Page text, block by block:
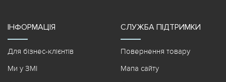
ІНФОРМАЦІЯ
Для бізнес-клієнтів
Ми у ЗМІ
СЛУЖБА ПІДТРИМКИ
Повернення товару
Мапа сайту